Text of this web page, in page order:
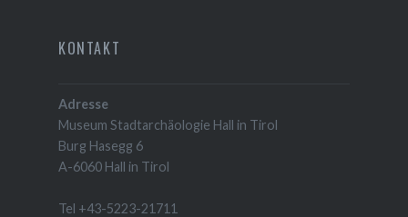
KONTAKT
Adresse
Museum Stadtarchäologie Hall in Tirol
Burg Hasegg 6
A-6060 Hall in Tirol
Tel +43-5223-21711